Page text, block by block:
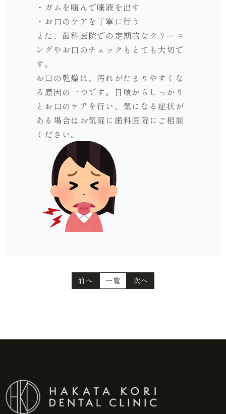
・ガムを噛んで唾液を出す
・お口のケアを丁寧に行う
また、歯科医院での定期的なクリーニ
ングやお口のチェックもとても大切で
す。
お口の乾燥は、汚れがたまりやすくな
る原因の一つです。日頃からしっかり
とお口のケアを行い、気になる症状が
ある場合はお気軽に歯科医院にご相談
ください。
前へ 一覧 次へ